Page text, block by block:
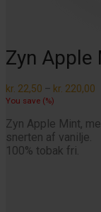
Zyn Apple
kr. 22,50 – kr. 220,00
You save (%)
Zyn Apple Mint,
snerten af vanilje.
100% tobak fri.